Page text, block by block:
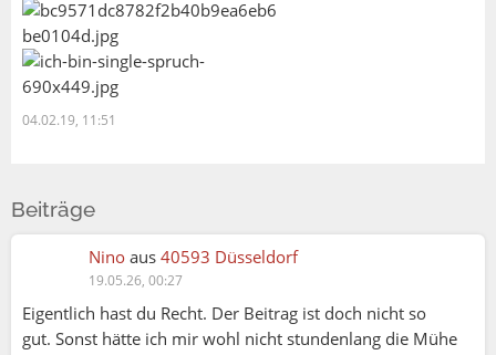
04.02.19, 11:51
Beiträge
Nino aus 40593 Düsseldorf
19.05.26, 00:27
Eigentlich hast du Recht. Der Beitrag ist doch nicht so
gut. Sonst hätte ich mir wohl nicht stundenlang die Mühe